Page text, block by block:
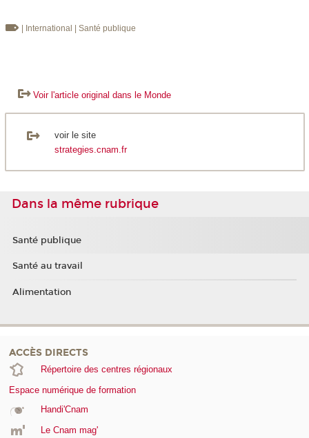
| International | Santé publique
Voir l'article original dans le Monde
voir le site
strategies.cnam.fr
Dans la même rubrique
Santé publique
Santé au travail
Alimentation
ACCÈS DIRECTS
Répertoire des centres régionaux
Espace numérique de formation
Handi'Cnam
Le Cnam mag'